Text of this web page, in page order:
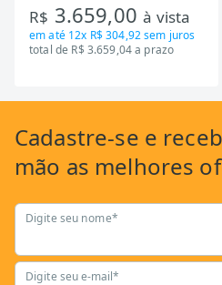
RT650EVK463)
R$ 3.659,00à vista
em até 12x R$ 304,92sem juros
total de R$ 3.659,04 a prazo
Cadastre-se e
mão as melhores
Digite seu nome*
Digite seu e-mail*